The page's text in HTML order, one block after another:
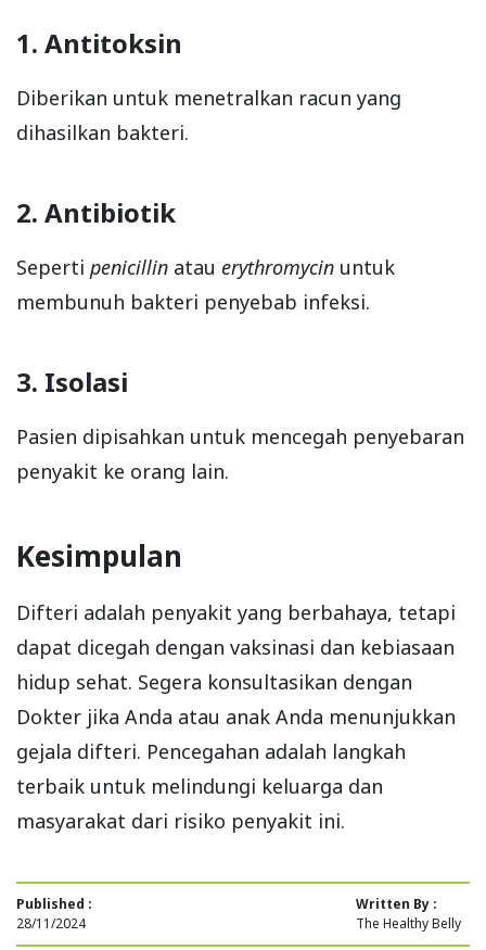
1. Antitoksin
Diberikan untuk menetralkan racun yang
dihasilkan bakteri.
2. Antibiotik
Seperti penicillin atau erythromycin untuk
membunuh bakteri penyebab infeksi.
3. Isolasi
Pasien dipisahkan untuk mencegah penyebaran
penyakit ke orang lain.
Kesimpulan
Difteri adalah penyakit yang berbahaya, tetapi
dapat dicegah dengan vaksinasi dan kebiasaan
hidup sehat. Segera konsultasikan dengan
Dokter jika Anda atau anak Anda menunjukkan
gejala difteri. Pencegahan adalah langkah
terbaik untuk melindungi keluarga dan
masyarakat dari risiko penyakit ini.
Published :
28/11/2024
Written By :
The Healthy Belly